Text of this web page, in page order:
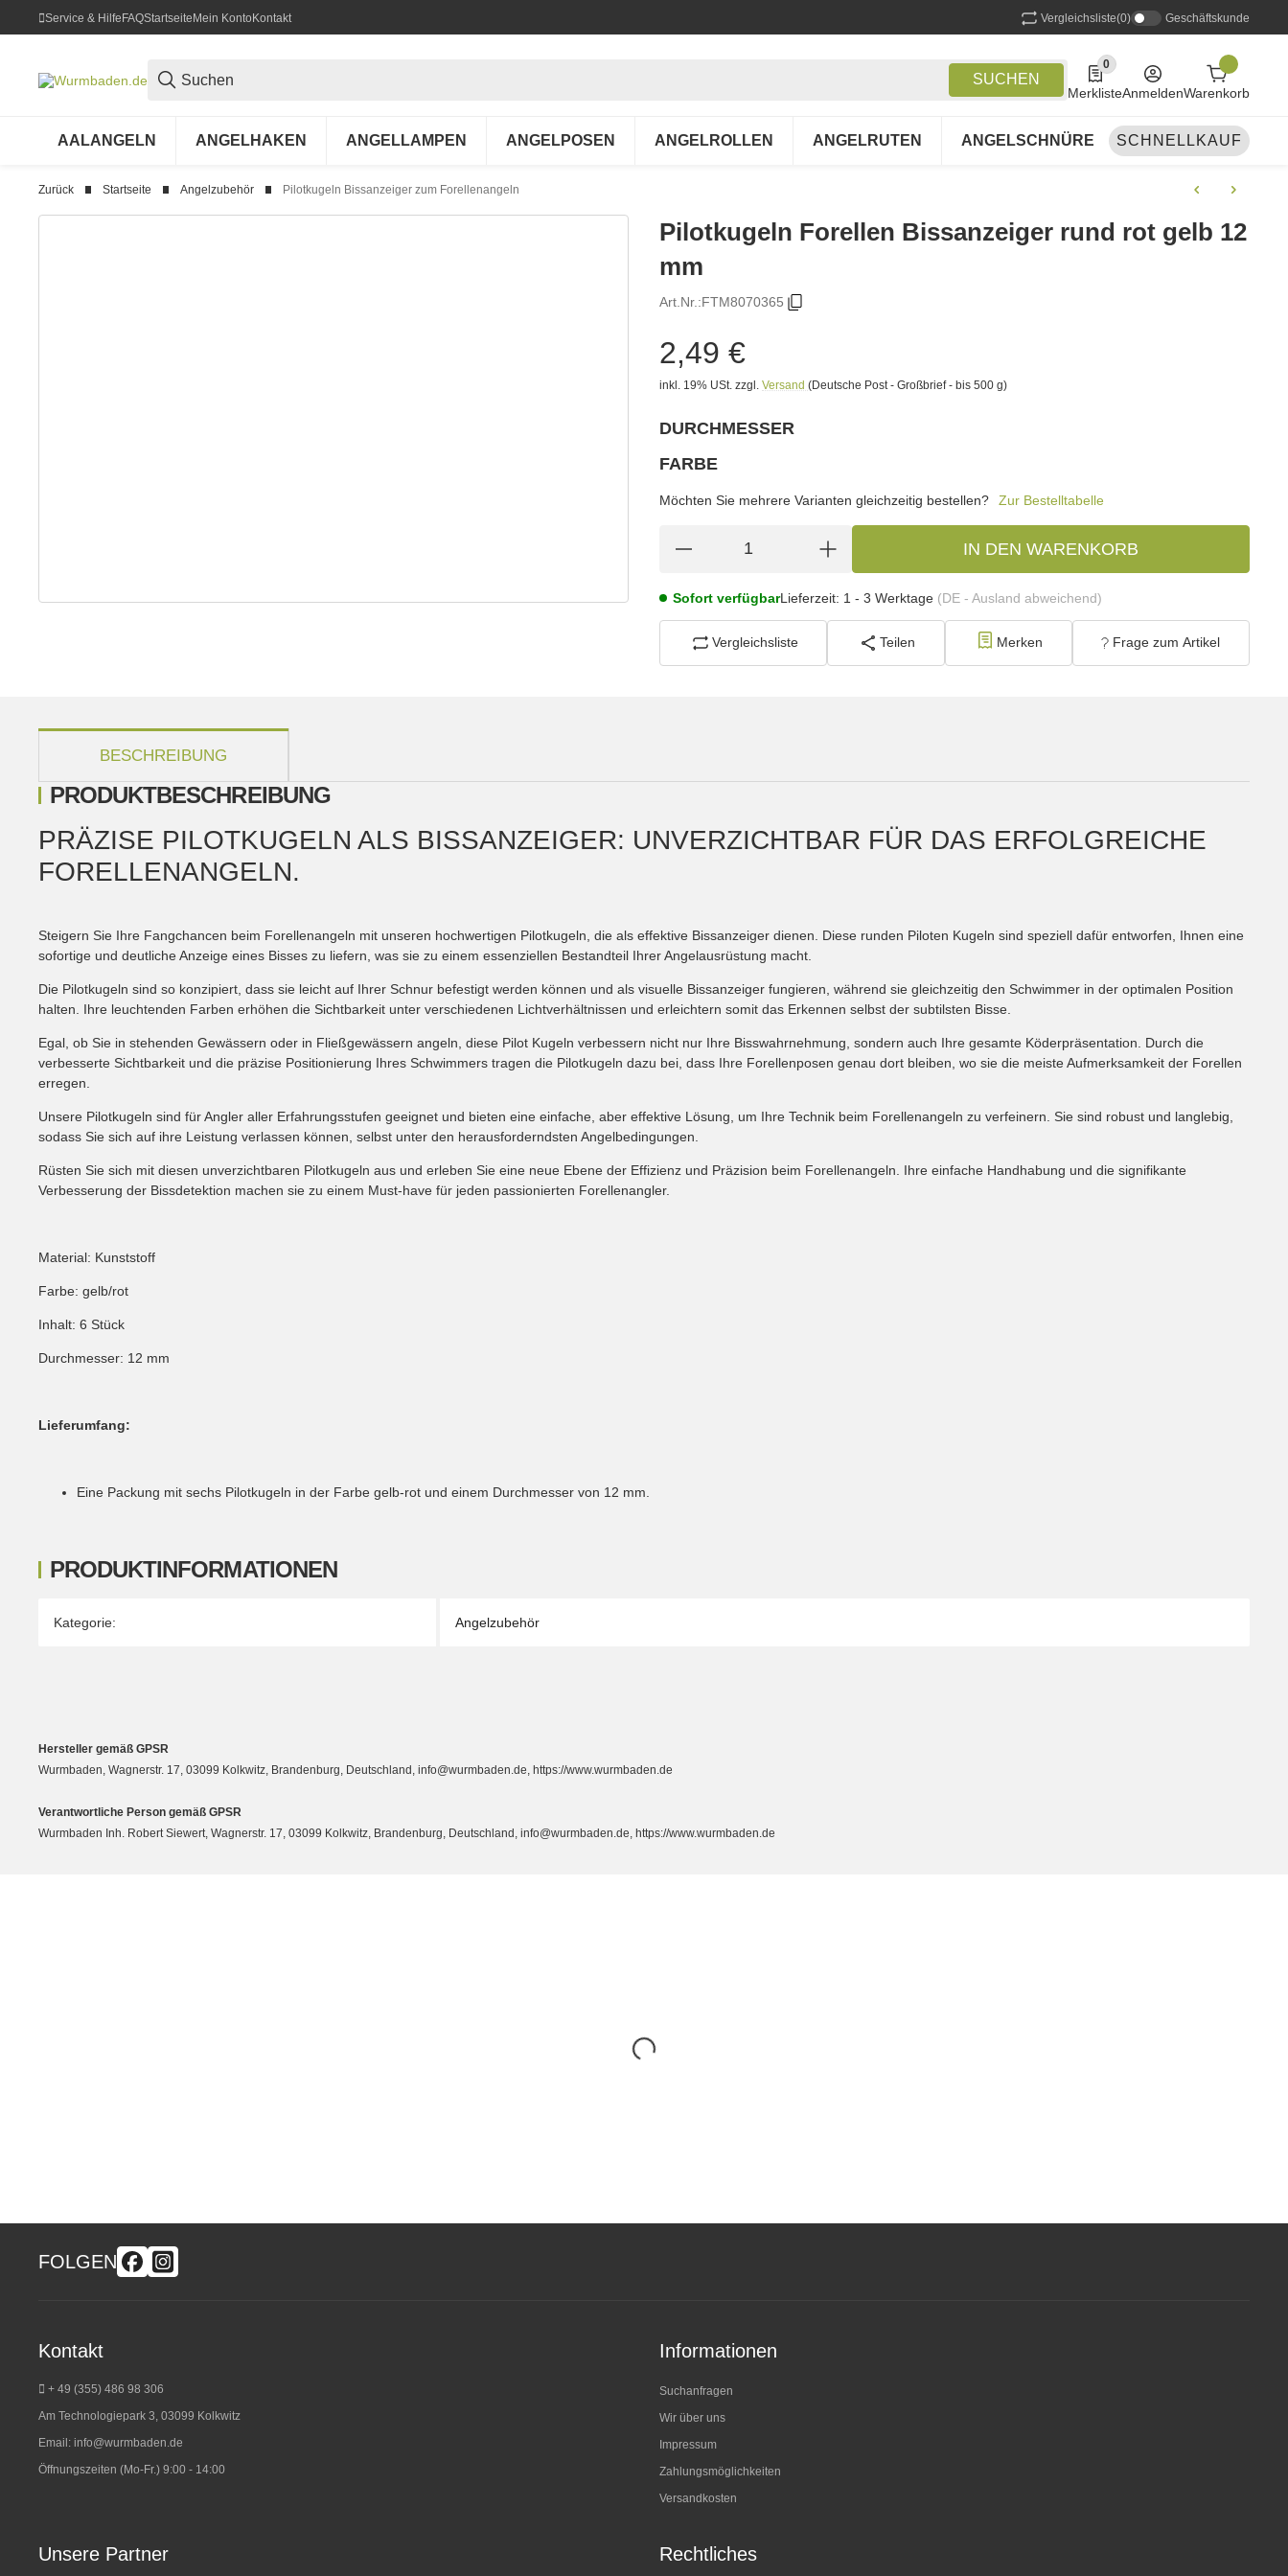
Service & HilfeFAQStartseiteMein KontoKontakt Vergleichsliste(0) Geschäftskunde
SUCHEN
0
0 Produkte in der Liste
MerklisteAnmeldenWarenkorb
AALANGELN ANGELHAKEN ANGELLAMPEN ANGELPOSEN ANGELROLLEN ANGELRUTEN ANGELSCHNÜRE ANGELSETS
SCHNELLKAUF
Zurück Startseite Angelzubehör Pilotkugeln Bissanzeiger zum Forellenangeln
Pilotkugeln Forellen Bissanzeiger rund rot gelb 12
mm
Art.Nr.:FTM8070365
2,49 €
inkl. 19% USt. zzgl. Versand (Deutsche Post - Großbrief - bis 500 g)
DURCHMESSER
FARBE
Möchten Sie mehrere Varianten gleichzeitig bestellen?
Zur Bestelltabelle
IN DEN WARENKORB
Sofort verfügbarLieferzeit: 1 - 3 Werktage (DE - Ausland abweichend)
Vergleichsliste Teilen Merken Frage zum Artikel
BESCHREIBUNG
PRODUKTINFORMATIONEN
Produkteigenschaft
Wert
Kategorie: Angelzubehör
PRODUKTBESCHREIBUNG
PRÄZISE PILOTKUGELN ALS BISSANZEIGER: UNVERZICHTBAR FÜR DAS ERFOLGREICHE
FORELLENANGELN.
Steigern Sie Ihre Fangchancen beim Forellenangeln mit unseren hochwertigen Pilotkugeln, die als effektive Bissanzeiger dienen. Diese runden Piloten Kugeln sind speziell dafür entworfen, Ihnen eine
sofortige und deutliche Anzeige eines Bisses zu liefern, was sie zu einem essenziellen Bestandteil Ihrer Angelausrüstung macht.
Die Pilotkugeln sind so konzipiert, dass sie leicht auf Ihrer Schnur befestigt werden können und als visuelle Bissanzeiger fungieren, während sie gleichzeitig den Schwimmer in der optimalen Position
halten. Ihre leuchtenden Farben erhöhen die Sichtbarkeit unter verschiedenen Lichtverhältnissen und erleichtern somit das Erkennen selbst der subtilsten Bisse.
Egal, ob Sie in stehenden Gewässern oder in Fließgewässern angeln, diese Pilot Kugeln verbessern nicht nur Ihre Bisswahrnehmung, sondern auch Ihre gesamte Köderpräsentation. Durch die
verbesserte Sichtbarkeit und die präzise Positionierung Ihres Schwimmers tragen die Pilotkugeln dazu bei, dass Ihre Forellenposen genau dort bleiben, wo sie die meiste Aufmerksamkeit der Forellen
erregen.
Unsere Pilotkugeln sind für Angler aller Erfahrungsstufen geeignet und bieten eine einfache, aber effektive Lösung, um Ihre Technik beim Forellenangeln zu verfeinern. Sie sind robust und langlebig,
sodass Sie sich auf ihre Leistung verlassen können, selbst unter den herausforderndsten Angelbedingungen.
Rüsten Sie sich mit diesen unverzichtbaren Pilotkugeln aus und erleben Sie eine neue Ebene der Effizienz und Präzision beim Forellenangeln. Ihre einfache Handhabung und die signifikante
Verbesserung der Bissdetektion machen sie zu einem Must-have für jeden passionierten Forellenangler.
Material: Kunststoff
Farbe: gelb/rot
Inhalt: 6 Stück
Durchmesser: 12 mm
Lieferumfang:
Eine Packung mit sechs Pilotkugeln in der Farbe gelb-rot und einem Durchmesser von 12 mm.
Hersteller gemäß GPSR
Wurmbaden, Wagnerstr. 17, 03099 Kolkwitz, Brandenburg, Deutschland, info@wurmbaden.de, https://www.wurmbaden.de
Verantwortliche Person gemäß GPSR
Wurmbaden Inh. Robert Siewert, Wagnerstr. 17, 03099 Kolkwitz, Brandenburg, Deutschland, info@wurmbaden.de, https://www.wurmbaden.de
FOLGEN
Kontakt
+ 49 (355) 486 98 306
Am Technologiepark 3, 03099 Kolkwitz
Email: info@wurmbaden.de
Öffnungszeiten (Mo-Fr.) 9:00 - 14:00
Informationen
Suchanfragen
Wir über uns
Impressum
Zahlungsmöglichkeiten
Versandkosten
Unsere Partner Rechtliches